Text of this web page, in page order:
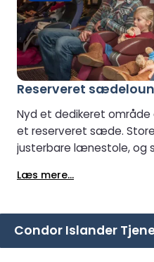
Reserveret
Nyd et dedikeret
et reserveret sæde.
justerbare lænestole, og
rejse.
Læs mere...
Condor Islander